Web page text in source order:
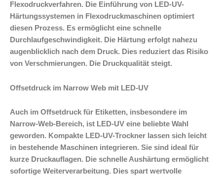
Flexodruckverfahren. Die Einführung von LED-UV-
Härtungssystemen in Flexodruckmaschinen optimiert
diesen Prozess. Es ermöglicht eine schnelle
Durchlaufgeschwindigkeit. Die Härtung erfolgt nahezu
augenblicklich nach dem Druck. Dies reduziert das Risiko
von Verschmierungen. Die Druckqualität steigt.
Offsetdruck im Narrow Web mit LED-UV
Auch im Offsetdruck für Etiketten, insbesondere im
Narrow-Web-Bereich, ist LED-UV eine beliebte Wahl
geworden. Kompakte LED-UV-Trockner lassen sich leicht
in bestehende Maschinen integrieren. Sie sind ideal für
kurze Druckauflagen. Die schnelle Aushärtung ermöglicht
sofortige Weiterverarbeitung. Dies spart wertvolle